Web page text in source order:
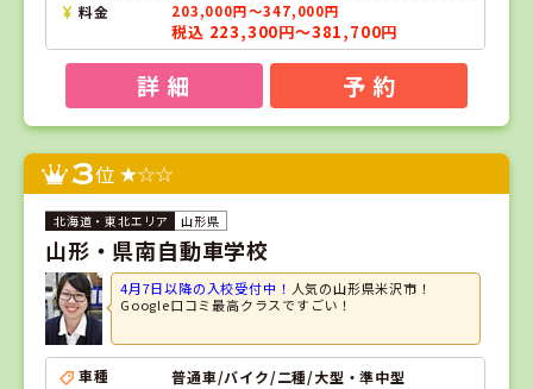
料金 203,000円～347,000円
税込 223,300円～381,700円
詳 細 予 約
3位
山形県
山形・県南自動車学校
4月7日以降の入校受付中！ 人気の山形県米沢市！
Google口コミ最高クラスですごい！
車種
普通車/バイク/二種/大型・準中型